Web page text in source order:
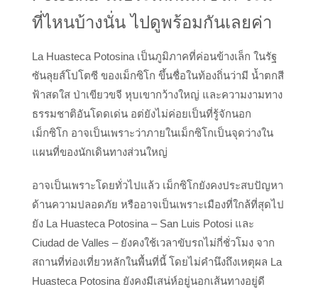
ที่ไหนบ้างนั่น ไปดูพร้อมกันเลยค่า
La Huasteca Potosina เป็นภูมิภาคที่ค่อนข้างเล็ก ในรัฐ
ซันลุยส์โปโตซี ของเม็กซิโก ขึ้นชื่อในท้องถิ่นว่ามี น้ำตกสี
ฟ้าสดใส ป่าเขียวขจี หุบเขากว้างใหญ่ และความงามทาง
ธรรมชาติอันโดดเด่น อต่ยังไม่ค่อยเป็นที่รู้จักนอก
เม็กซิโก อาจเป็นเพราะว่าภายในเม็กซิโกเป็นจุดว่างใน
แผนที่ของนักเดินทางส่วนใหญ่
อาจเป็นเพราะโดยทั่วไปแล้ว เม็กซิโกยังคงประสบปัญหา
ด้านความปลอดภัย หรืออาจเป็นเพราะเมืองที่ใกล้ที่สุดไป
ยัง La Huasteca Potosina – San Luis Potosi และ
Ciudad de Valles – ยังคงใช้เวลาขับรถไม่กี่ชั่วโมง จาก
สถานที่ท่องเที่ยวหลักในพื้นที่นี้ โดยไม่คำนึงถึงเหตุผล La
Huasteca Potosina ยังคงมีเสน่ห์อยู่นอกเส้นทางอยู่ดี